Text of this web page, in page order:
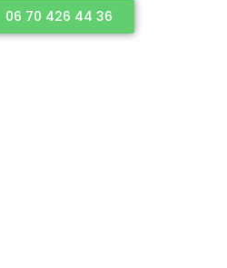
06 70 426 44 36